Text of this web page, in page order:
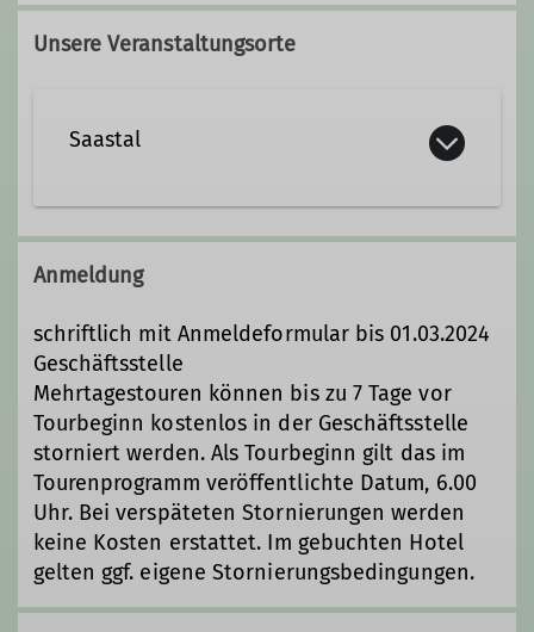
Staatlich geprüfter Berg- und Schiführer
(VDBS)
Unsere Veranstaltungsorte
Saastal
Anmeldung
schriftlich mit Anmeldeformular bis 01.03.2024
Geschäftsstelle
Mehrtagestouren können bis zu 7 Tage vor
Tourbeginn kostenlos in der Geschäftsstelle
storniert werden. Als Tourbeginn gilt das im
Tourenprogramm veröffentlichte Datum, 6.00
Uhr. Bei verspäteten Stornierungen werden
keine Kosten erstattet. Im gebuchten Hotel
gelten ggf. eigene Stornierungsbedingungen.